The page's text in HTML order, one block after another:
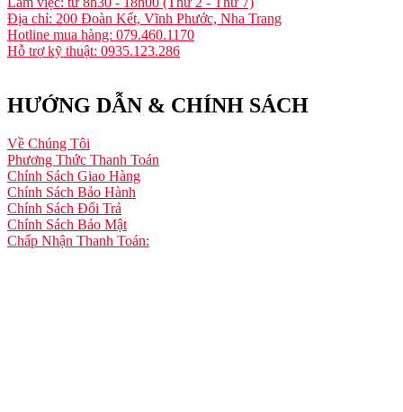
Địa chỉ: 200 Đoàn Kết, Vĩnh Phước, Nha Trang
Hotline mua hàng: 079.460.1170
Hỗ trợ kỹ thuật: 0935.123.286
HƯỚNG DẪN & CHÍNH SÁCH
Về Chúng Tôi
Phương Thức Thanh Toán
Chính Sách Giao Hàng
Chính Sách Bảo Hành
Chính Sách Đổi Trả
Chính Sách Bảo Mật
Chấp Nhận Thanh Toán: